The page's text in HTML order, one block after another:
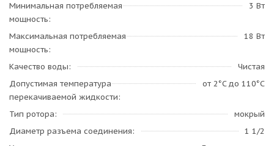
Минимальная потребляемая
мощность
3 Вт
Максимальная потребляемая
мощность
18 Вт
Качество воды
Чистая
Допустимая температура
перекачиваемой жидкости
от 2°C до 110°C
Тип ротора
мокрый
Диаметр разъема соединения
1 1/2